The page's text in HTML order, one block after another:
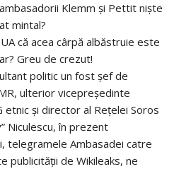
Klemm şi Pettit nişte
mintal?
că acea cârpă albăstruie este
Greu de crezut!
politic un fost şef de
ulterior vicepreşedinte
etnic şi director al Reţelei Soros
Niculescu, în prezent
telegramele Ambasadei catre
publicităţii de Wikileaks, ne